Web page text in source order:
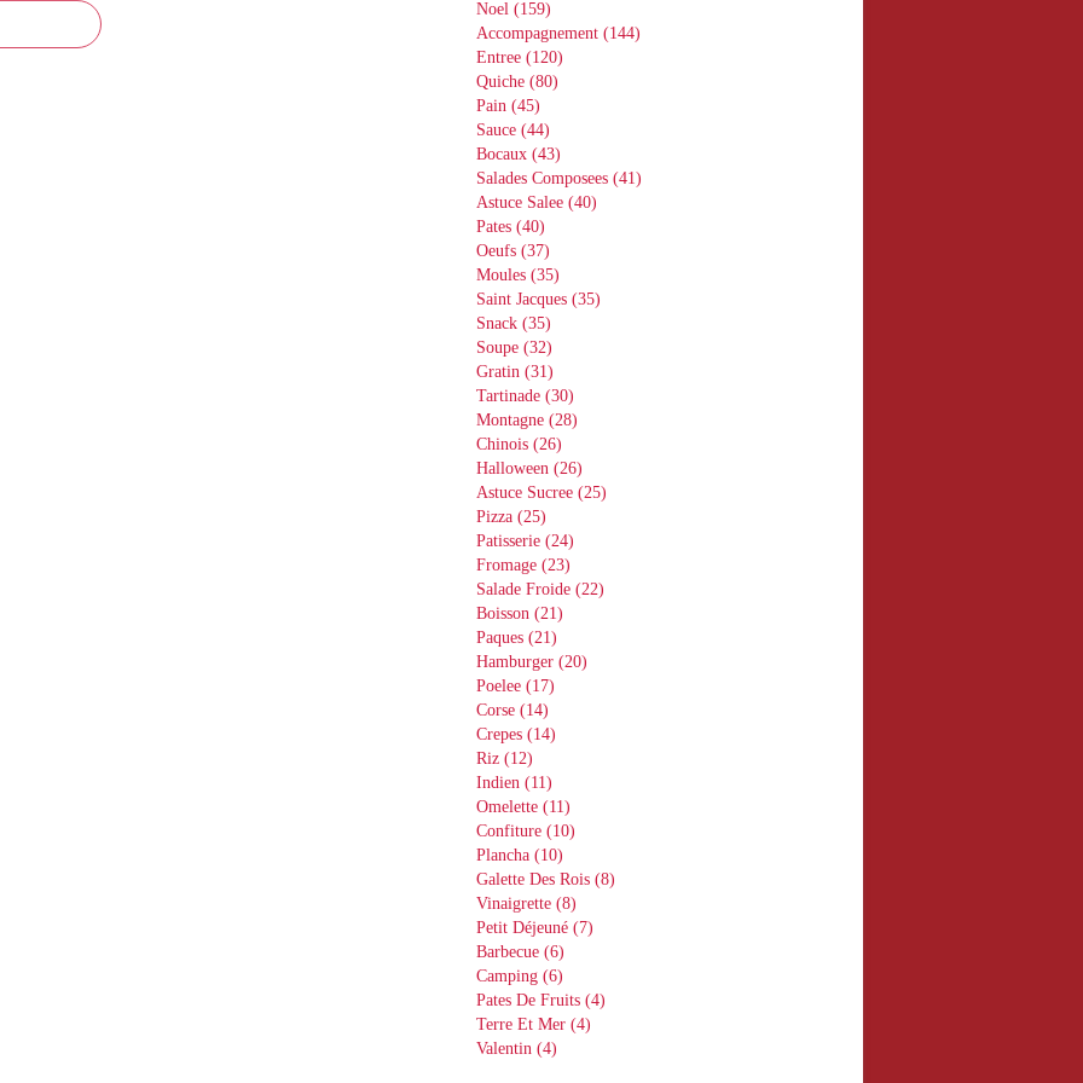
Noel (159)
Accompagnement (144)
Entree (120)
Quiche (80)
Pain (45)
Sauce (44)
Bocaux (43)
Salades Composees (41)
Astuce Salee (40)
Pates (40)
Oeufs (37)
Moules (35)
Saint Jacques (35)
Snack (35)
Soupe (32)
Gratin (31)
Tartinade (30)
Montagne (28)
Chinois (26)
Halloween (26)
Astuce Sucree (25)
Pizza (25)
Patisserie (24)
Fromage (23)
Salade Froide (22)
Boisson (21)
Paques (21)
Hamburger (20)
Poelee (17)
Corse (14)
Crepes (14)
Riz (12)
Indien (11)
Omelette (11)
Confiture (10)
Plancha (10)
Galette Des Rois (8)
Vinaigrette (8)
Petit Déjeuné (7)
Barbecue (6)
Camping (6)
Pates De Fruits (4)
Terre Et Mer (4)
Valentin (4)